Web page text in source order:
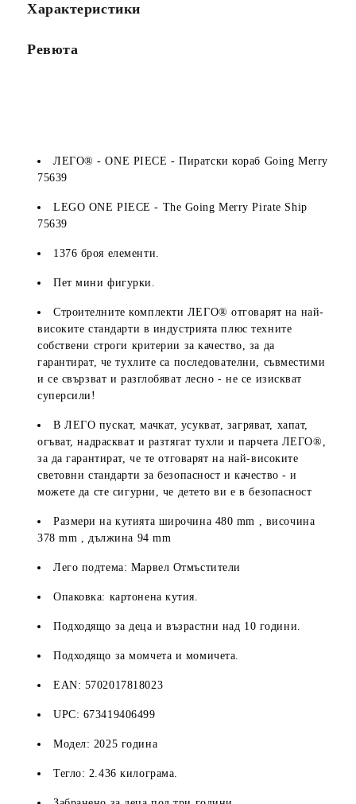
Характеристики
Ревюта
ЛЕГО® - ONE PIECE - Пиратски кораб Going Merry
75639
LEGO ONE PIECE - The Going Merry Pirate Ship
75639
1376 броя елементи.
Пет мини фигурки.
Строителните комплекти ЛЕГО® отговарят на най-
високите стандарти в индустрията плюс техните
собствени строги критерии за качество, за да
гарантират, че тухлите са последователни, съвместими
и се свързват и разглобяват лесно - не се изискват
суперсили!
В ЛЕГО пускат, мачкат, усукват, загряват, хапат,
огъват, надраскват и разтягат тухли и парчета ЛЕГО®,
за да гарантират, че те отговарят на най-високите
световни стандарти за безопасност и качество - и
можете да сте сигурни, че детето ви е в безопасност
Размери на кутията широчина 480 mm , височина
378mm , дължина 94mm
Лего подтема: Марвел Отмъстители
Опаковка: картонена кутия.
Подходящо за деца и възрастни над 10 години.
Подходящо за момчета и момичета.
EAN: 5702017818023
UPC: 673419406499
Модел: 2025 година
Тегло: 2.436 килограма.